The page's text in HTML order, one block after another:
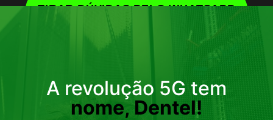
TIRAR DÚVIDAS PELO WHATSAPP
A revolução 5G tem
nome, Dentel!